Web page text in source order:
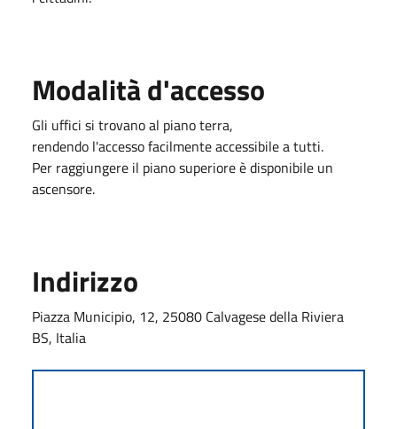
Modalità d'accesso
Gli uffici si trovano al piano terra,
rendendo l'accesso facilmente accessibile a tutti.
Per raggiungere il piano superiore è disponibile un
ascensore.
Indirizzo
Piazza Municipio, 12, 25080 Calvagese della Riviera
BS, Italia